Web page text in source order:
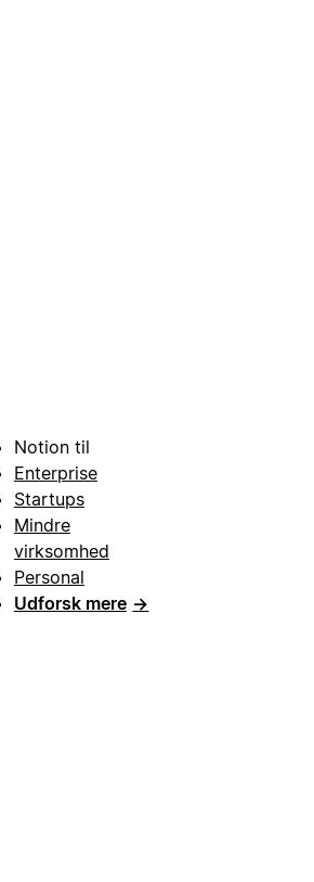
Notion til
Enterprise
Startups
Mindre
virksomhed
Personal
Udforsk mere →